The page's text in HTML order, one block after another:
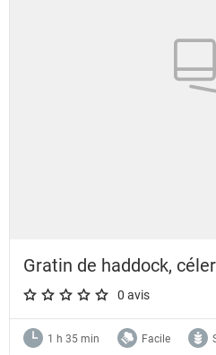
Gratin de haddock,
A star rating of 0 out of 5.
0 avis
1 h 35 min Facile